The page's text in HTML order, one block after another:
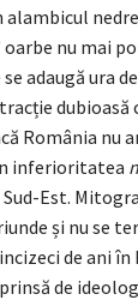
nu mai
adaugă ura
dubioasă
România nu
inferioritatea
Est.
și nu se
de ani în
de